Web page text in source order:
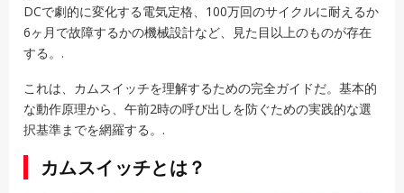
DCで劇的に変化する電気定格、100万回のサイクルに耐えるか
6ヶ月で故障するかの機械設計など、見た目以上のものが存在
する。.
これは、カムスイッチを理解するための完全ガイドだ。基本的
な動作原理から、午前2時の呼び出しを防ぐための実践的な選
択基準までを網羅する。.
カムスイッチとは？